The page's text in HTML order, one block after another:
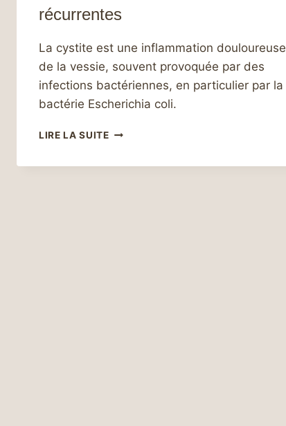
récurrentes
La cystite est une inflammation douloureuse
de la vessie, souvent provoquée par des
infections bactériennes, en particulier par la
bactérie Escherichia coli.
LIRE LA SUITELES